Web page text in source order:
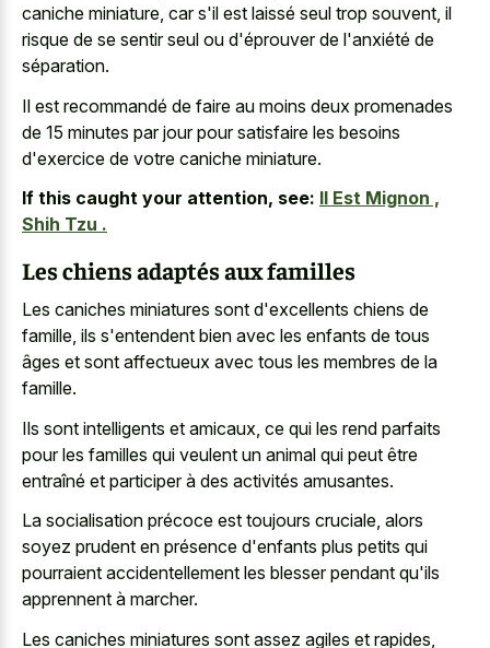
caniche miniature, car s'il est laissé seul trop souvent, il
risque de se sentir seul ou d'éprouver de l'anxiété de
séparation.
Il est recommandé de faire au moins deux promenades
de 15 minutes par jour pour satisfaire les besoins
d'exercice de votre caniche miniature.
If this caught your attention, see: Il Est Mignon ,
Shih Tzu .
Les chiens adaptés aux familles
Les caniches miniatures sont d'excellents chiens de
famille, ils s'entendent bien avec les enfants de tous
âges et sont affectueux avec tous les membres de la
famille.
Ils sont intelligents et amicaux, ce qui les rend parfaits
pour les familles qui veulent un animal qui peut être
entraîné et participer à des activités amusantes.
La socialisation précoce est toujours cruciale, alors
soyez prudent en présence d'enfants plus petits qui
pourraient accidentellement les blesser pendant qu'ils
apprennent à marcher.
Les caniches miniatures sont assez agiles et rapides,